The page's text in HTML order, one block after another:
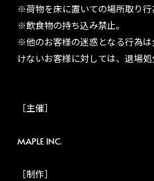
※荷物を床に置いての場所取り行
※飲食物の持ち込み禁止。
※他のお客様の迷惑となる行為
けないお客様に対しては、退場処
［主催］
MAPLE INC.
［制作］